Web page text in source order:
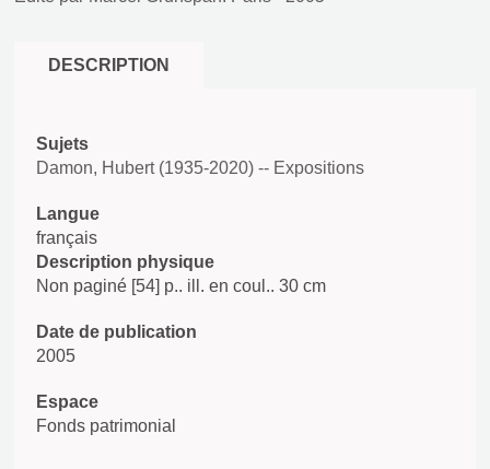
DESCRIPTION
Sujets
Damon, Hubert (1935-2020) -- Expositions
Langue
français
Description physique
Non paginé [54] p.. ill. en coul.. 30 cm
Date de publication
2005
Espace
Fonds patrimonial